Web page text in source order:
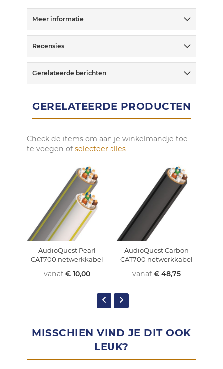
Meer informatie
Recensies
Gerelateerde berichten
GERELATEERDE PRODUCTEN
Check de items om aan je winkelmandje toe
te voegen of selecteer alles
AudioQuest Pearl
CAT700 netwerkkabel
vanaf € 10,00
AudioQuest Carbon
CAT700 netwerkkabel
vanaf € 48,75
MISSCHIEN VIND JE DIT OOK
LEUK?